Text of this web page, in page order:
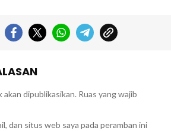
akan dipublikasikan. Ruas yang wajib
dan situs web saya pada peramban ini